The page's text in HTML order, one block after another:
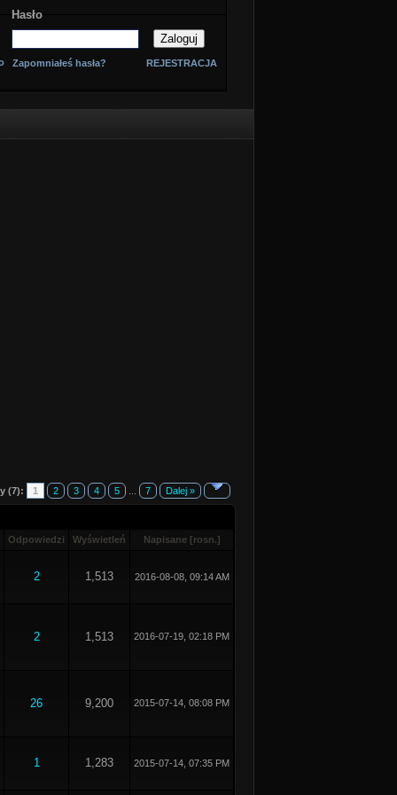
Hasło
Zapomniałeś hasła? REJESTRACJA
(7): 1 2 3 4 5 7 Dalej »
Odpowiedzi Wyświetleń Napisane [rosn.]
2 1,513 2016-08-08, 09:14 AM
2 1,513 2016-07-19, 02:18 PM
26 9,200 2015-07-14, 08:08 PM
1 1,283 2015-07-14, 07:35 PM